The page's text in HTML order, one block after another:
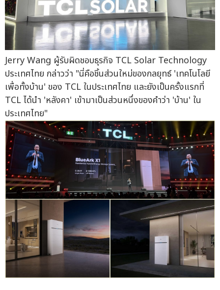
Jerry Wang ผู้รับผิดชอบธุรกิจ TCL Solar Technology
ประเทศไทย กล่าวว่า "นี่คือชิ้นส่วนใหม่ของกลยุทธ์ 'เทคโนโลยี
เพื่อทั้งบ้าน' ของ TCL ในประเทศไทย และยังเป็นครั้งแรกที่
TCL ได้นำ 'หลังคา' เข้ามาเป็นส่วนหนึ่งของคำว่า 'บ้าน' ใน
ประเทศไทย"